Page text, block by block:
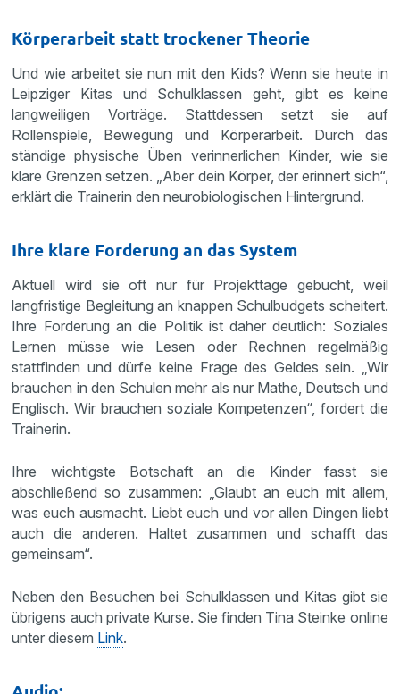
Körperarbeit statt trockener Theorie
Und wie arbeitet sie nun mit den Kids? Wenn sie heute in
Leipziger Kitas und Schulklassen geht, gibt es keine
langweiligen Vorträge. Stattdessen setzt sie auf
Rollenspiele, Bewegung und Körperarbeit. Durch das
ständige physische Üben verinnerlichen Kinder, wie sie
klare Grenzen setzen. „Aber dein Körper, der erinnert sich“,
erklärt die Trainerin den neurobiologischen Hintergrund.
Ihre klare Forderung an das System
Aktuell wird sie oft nur für Projekttage gebucht, weil
langfristige Begleitung an knappen Schulbudgets scheitert.
Ihre Forderung an die Politik ist daher deutlich: Soziales
Lernen müsse wie Lesen oder Rechnen regelmäßig
stattfinden und dürfe keine Frage des Geldes sein. „Wir
brauchen in den Schulen mehr als nur Mathe, Deutsch und
Englisch. Wir brauchen soziale Kompetenzen“, fordert die
Trainerin.
Ihre wichtigste Botschaft an die Kinder fasst sie
abschließend so zusammen: „Glaubt an euch mit allem,
was euch ausmacht. Liebt euch und vor allen Dingen liebt
auch die anderen. Haltet zusammen und schafft das
gemeinsam“.
Neben den Besuchen bei Schulklassen und Kitas gibt sie
übrigens auch private Kurse. Sie finden Tina Steinke online
unter diesem Link.